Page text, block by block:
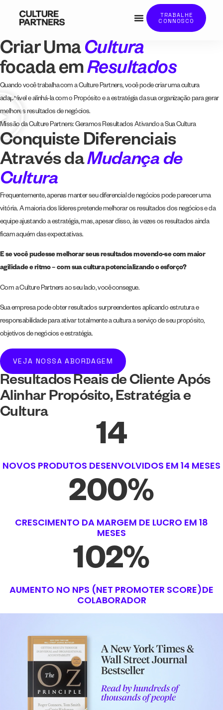
TRABALHE
CONNOSCO
Criar Uma Cultura
focada emResultados
Quando você trabalha com a Culture Partners, você pode criar uma cultura
adaptável e alinhá-la com o Propósito e a estratégia da sua organização para gerar
melhores resultados de negócios.
Missão da Culture Partners: Geramos Resultados Ativando a Sua Cultura
Conquiste Diferenciais
Através daMudança de
Cultura
Frequentemente, apenas manter seu diferencial de negócios pode parecer uma
vitória. A maioria dos líderes pretende melhorar os resultados dos negócios e da
equipe ajustando a estratégia, mas, apesar disso, às vezes os resultados ainda
ficam aquém das expectativas.
E se você pudesse melhorar seus resultados movendo-se com maior
agilidade e ritmo – com sua cultura potencializando o esforço?
Com a Culture Partners ao seu lado, você consegue.
Sua empresa pode obter resultados surpreendentes aplicando estrutura e
responsabilidade para ativar totalmente a cultura a serviço de seu propósito,
objetivos de negócios e estratégia.
VEJA NOSSA ABORDAGEM
Resultados Reais de Cliente Após
Alinhar Propósito, Estratégia e
Cultura
14
NOVOS PRODUTOS DESENVOLVIDOS EM 14 MESES
200%
CRESCIMENTO DA MARGEM DE LUCRO EM 18
MESES
102%
AUMENTO NO NPS (NET PROMOTER SCORE)DE
COLABORADOR